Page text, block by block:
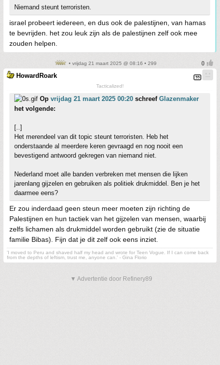
Niemand steunt terroristen.
israel probeert iedereen, en dus ook de palestijnen, van hamas
te bevrijden. het zou leuk zijn als de palestijnen zelf ook mee
zouden helpen.
• vrijdag 21 maart 2025 @ 08:16 • 299
HowardRoark
Tacticalized!
Op vrijdag 21 maart 2025 00:20 schreef Glazenmaker
het volgende:
[..]
Het merendeel van dit topic steunt terroristen. Heb het
onderstaande al meerdere keren gevraagd en nog nooit een
bevestigend antwoord gekregen van niemand niet.
Nederland moet alle banden verbreken met mensen die lijken
jarenlang gijzelen en gebruiken als politiek drukmiddel. Ben je het
daarmee eens?
Er zou inderdaad geen steun meer moeten zijn richting de
Palestijnen en hun tactiek van het gijzelen van mensen, waarbij
zelfs lichamen als drukmiddel worden gebruikt (zie de situatie
familie Bibas). Fijn dat je dit zelf ook eens inziet.
'I moved to Peru and shaved half my head and wrote for Teen Vogue. If I can come back
from the depths of leftism, trust me, anyone can.' - Gina Florio
▼ Advertentie door Refinery89